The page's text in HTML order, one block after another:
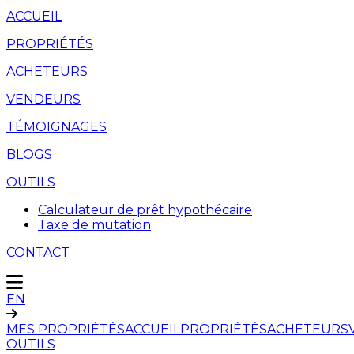
ACCUEIL
PROPRIÉTÉS
ACHETEURS
VENDEURS
TÉMOIGNAGES
BLOGS
OUTILS
Calculateur de prêt hypothécaire
Taxe de mutation
CONTACT
EN
MES PROPRIÉTÉSACCUEILPROPRIÉTÉSACHETEURS
OUTILS